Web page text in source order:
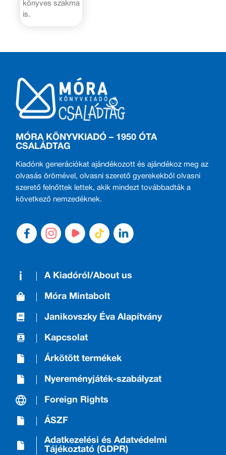
könyves szakma
is.
MÓRA KÖNYVKIADÓ – 1950 ÓTA
CSALÁDTAG
Kiadónk generációkat ajándékozott és ajándékoz meg az
olvasás örömével, olvasni szerető gyerekekből olvasni
szerető felnőttek lettek, akik mindezt továbbadták a
következő nemzedéknek.
A Kiadóról/About us
Móra Mintabolt
Janikovszky Éva Alapítvány
Kapcsolat
Árkötött termékek
Nyereményjáték-szabályzat
Foreign Rights
ÁSZF
Adatkezelési és Adatvédelmi
Tájékoztató (GDPR)